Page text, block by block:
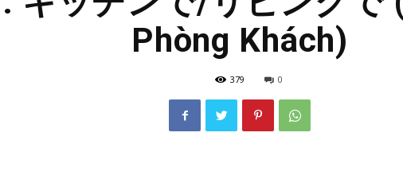
Phòng Khách)
379 0